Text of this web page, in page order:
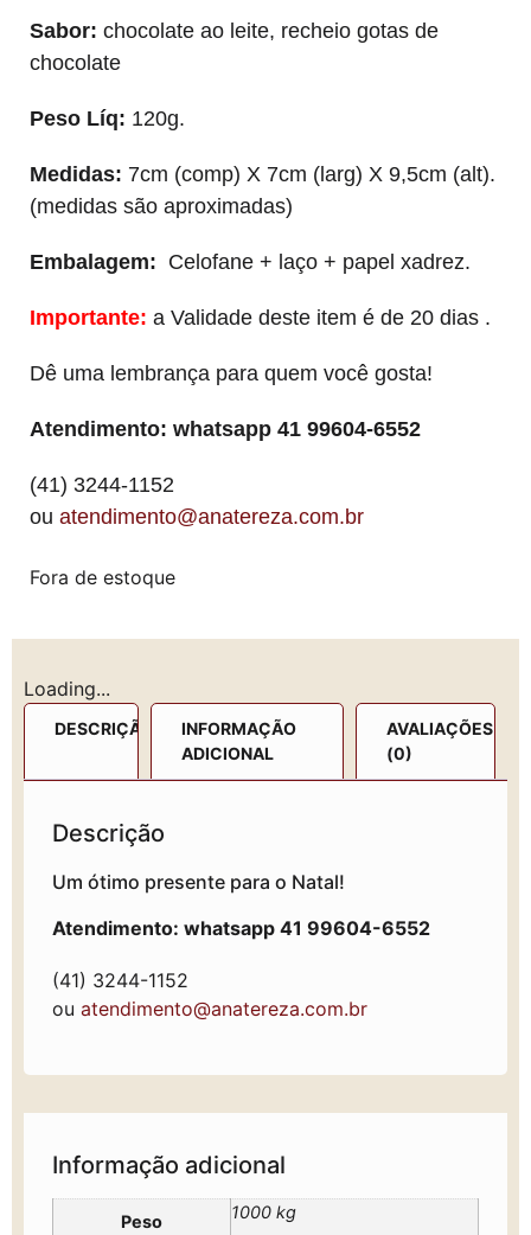
Sabor: chocolate ao leite, recheio gotas de
chocolate
Peso Líq: 120g.
Medidas: 7cm (comp) X 7cm (larg) X 9,5cm (alt).
(medidas são aproximadas)
Embalagem: Celofane + laço + papel xadrez.
Importante: a Validade deste item é de 20 dias .
Dê uma lembrança para quem você gosta!
Atendimento: whatsapp 41 99604-6552
(41) 3244-1152
ou atendimento@anatereza.com.br
Fora de estoque
Loading...
DESCRIÇÃO
INFORMAÇÃO
ADICIONAL
AVALIAÇÕES
(0)
Descrição
Um ótimo presente para o Natal!
Atendimento: whatsapp 41 99604-6552
(41) 3244-1152
ou atendimento@anatereza.com.br
Informação adicional
Peso 1000 kg